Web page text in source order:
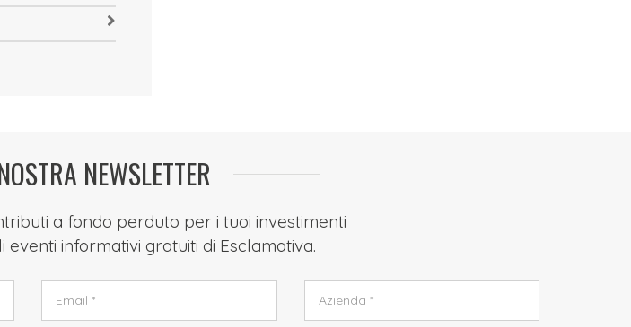
NEWSLETTER
a fondo perduto per i tuoi investimenti
eventi informativi gratuiti di Esclamativa.